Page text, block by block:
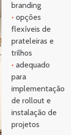
branding
• opções
flexíveis de
prateleiras e
trilhos
• adequado
para
implementação
de rollout e
instalação de
projetos